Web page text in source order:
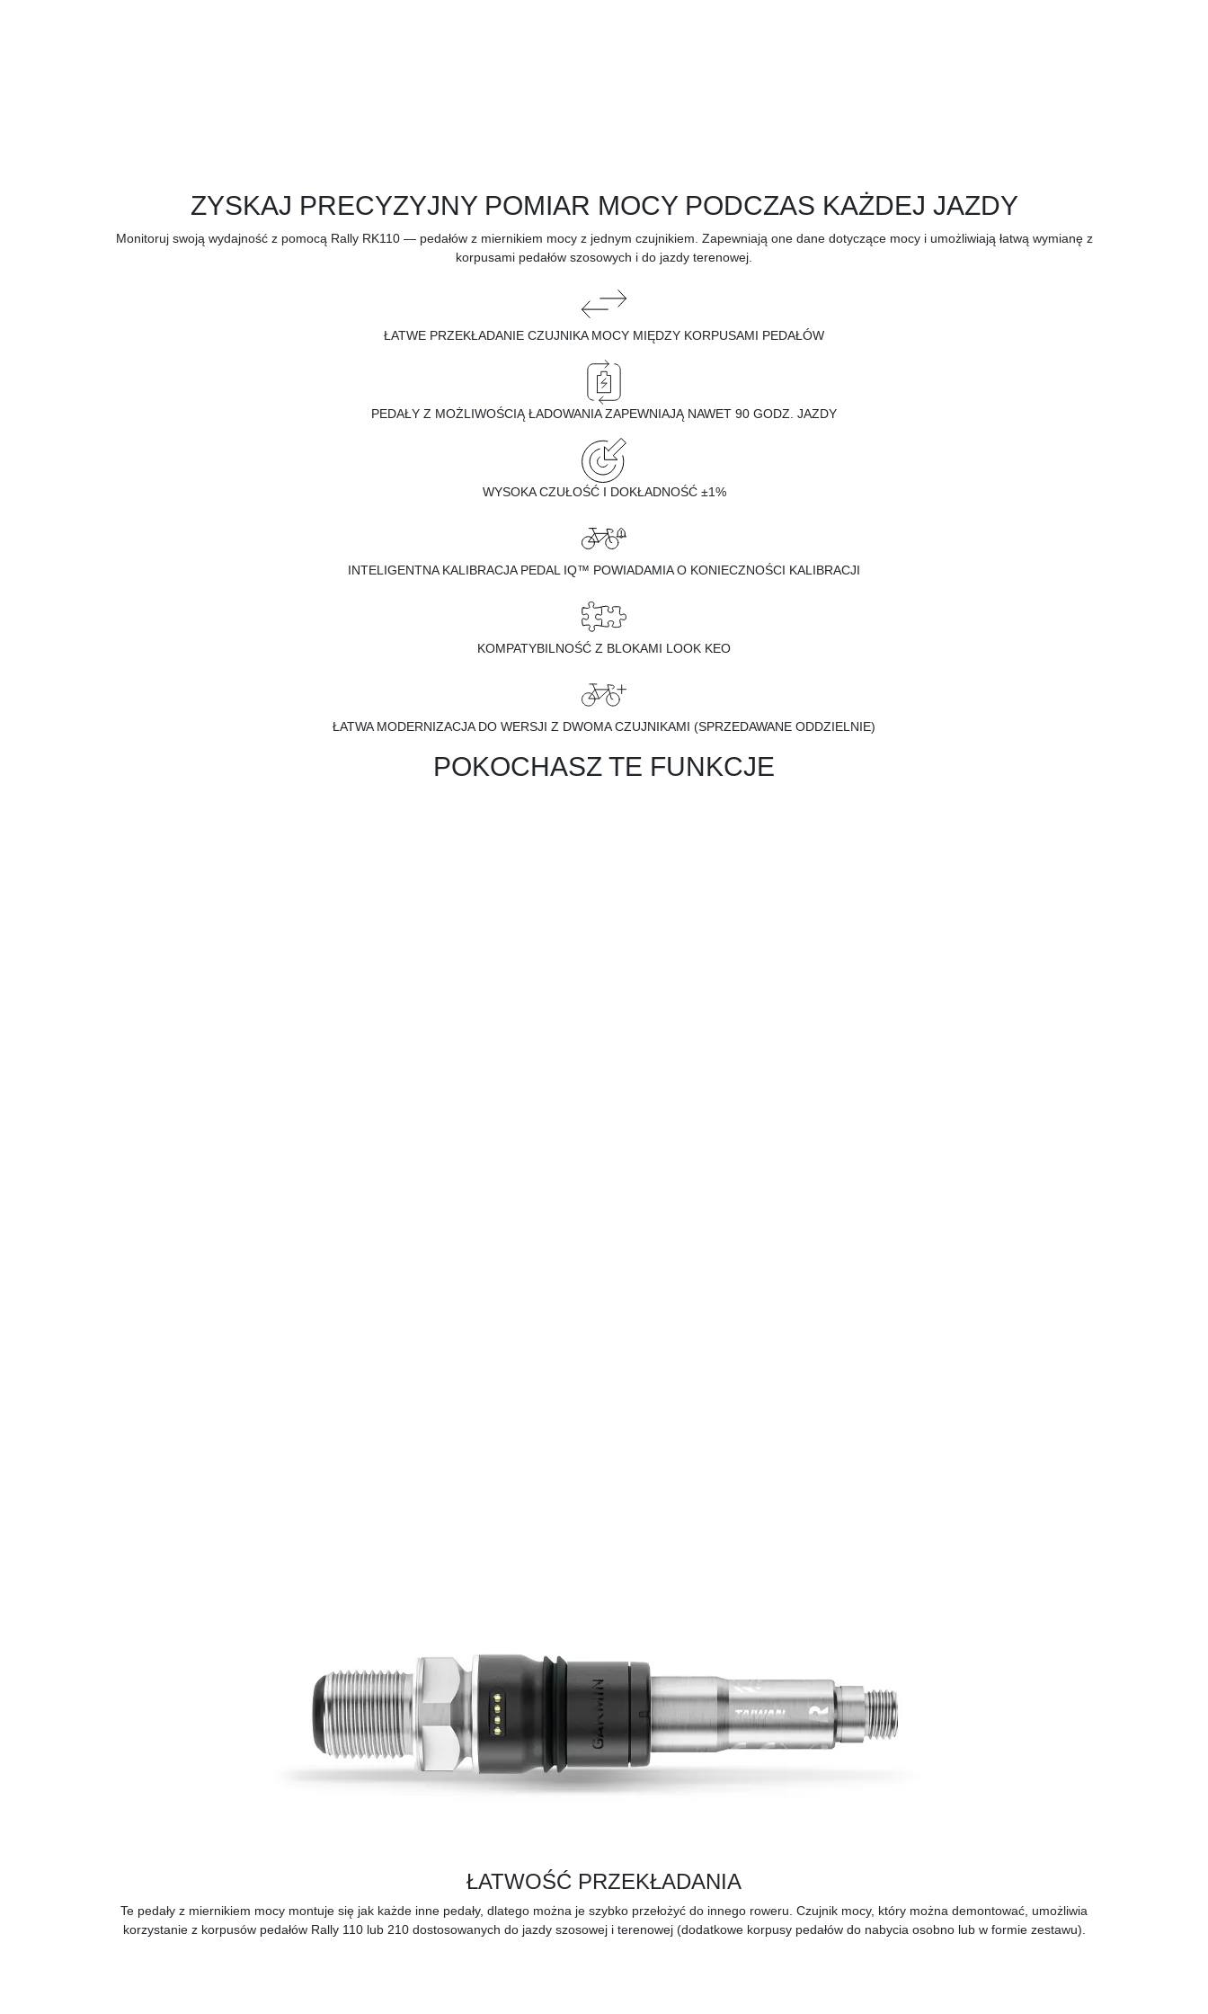
ZYSKAJ PRECYZYJNY POMIAR MOCY PODCZAS KAŻDEJ JAZDY
Monitoruj swoją wydajność z pomocą Rally RK110 — pedałów z miernikiem mocy z jednym czujnikiem. Zapewniają one dane dotyczące mocy i umożliwiają łatwą wymianę z
korpusami pedałów szosowych i do jazdy terenowej.
ŁATWE PRZEKŁADANIE CZUJNIKA MOCY MIĘDZY KORPUSAMI PEDAŁÓW
PEDAŁY Z MOŻLIWOŚCIĄ ŁADOWANIA ZAPEWNIAJĄ NAWET 90 GODZ. JAZDY
WYSOKA CZUŁOŚĆ I DOKŁADNOŚĆ ±1%
INTELIGENTNA KALIBRACJA PEDAL IQ™ POWIADAMIA O KONIECZNOŚCI KALIBRACJI
KOMPATYBILNOŚĆ Z BLOKAMI LOOK KEO
ŁATWA MODERNIZACJA DO WERSJI Z DWOMA CZUJNIKAMI (SPRZEDAWANE ODDZIELNIE)
POKOCHASZ TE FUNKCJE
ŁATWOŚĆ PRZEKŁADANIA
Te pedały z miernikiem mocy montuje się jak każde inne pedały, dlatego można je szybko przełożyć do innego roweru. Czujnik mocy, który można demontować, umożliwia
korzystanie z korpusów pedałów Rally 110 lub 210 dostosowanych do jazdy szosowej i terenowej (dodatkowe korpusy pedałów do nabycia osobno lub w formie zestawu).